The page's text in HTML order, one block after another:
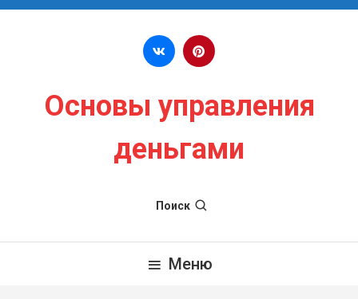
Перейти к содержимому
Основы управления
деньгами
Поиск
Меню